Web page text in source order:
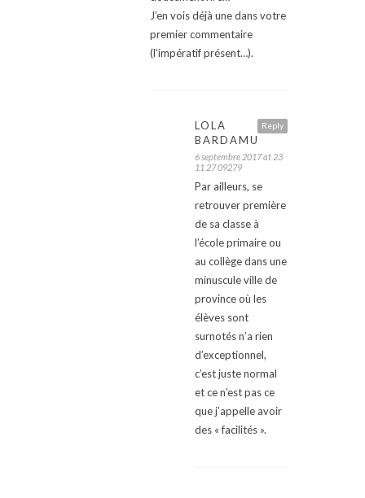
J’en vois déjà une dans votre
premier commentaire
(l’impératif présent…).
Reply
LOLA
BARDAMU
6 septembre 2017 at 23
11 27 09279
Par ailleurs, se
retrouver première
de sa classe à
l’école primaire ou
au collège dans une
minuscule ville de
province où les
élèves sont
surnotés n’a rien
d’exceptionnel,
c’est juste normal
et ce n’est pas ce
que j’appelle avoir
des « facilités ».